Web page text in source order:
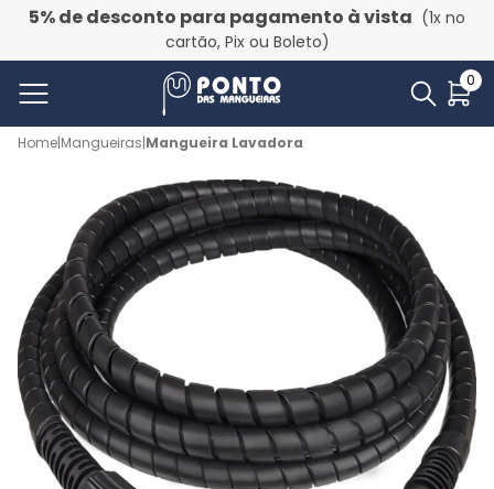
5% de desconto para pagamento à vista (1x no
cartão, Pix ou Boleto)
0
Home|Mangueiras|Mangueira Lavadora